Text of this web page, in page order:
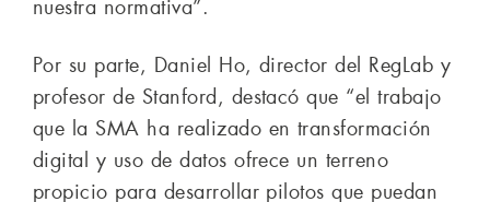
nuestra normativa”.
Por su parte, Daniel Ho, director del RegLab y
profesor de Stanford, destacó que “el trabajo
que la SMA ha realizado en transformación
digital y uso de datos ofrece un terreno
propicio para desarrollar pilotos que puedan